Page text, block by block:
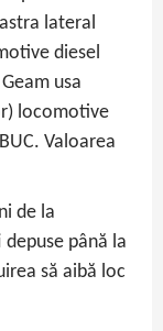
lateral
diesel
usa
locomotive
Valoarea
de la
până la
să aibă loc